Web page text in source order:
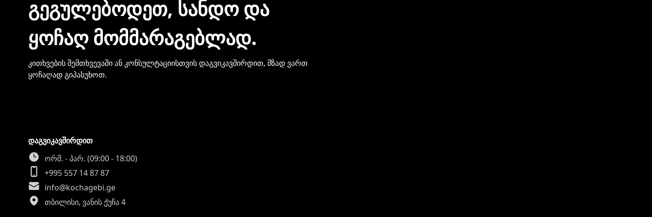
ᲒᲔᲒᲣᲚᲔᲑᲝᲓᲔᲗ, ᲡᲐᲜᲓᲝ ᲓᲐ
ᲧᲝᲩᲐᲦ ᲛᲝᲛᲛᲐᲠᲐᲒᲔᲑᲚᲐᲓ.
კითხვების შემთხვევაში ან კონსულტაციისთვის დაგვიკავშირდით, მზად ვართ
ყოჩაღად გიპასუხოთ.
დაგვიკავშირდით
ორშ. - პარ. (09:00 - 18:00)
+995 557 14 87 87
info@kochagebi.ge
თბილისი, ვანის ქუჩა 4